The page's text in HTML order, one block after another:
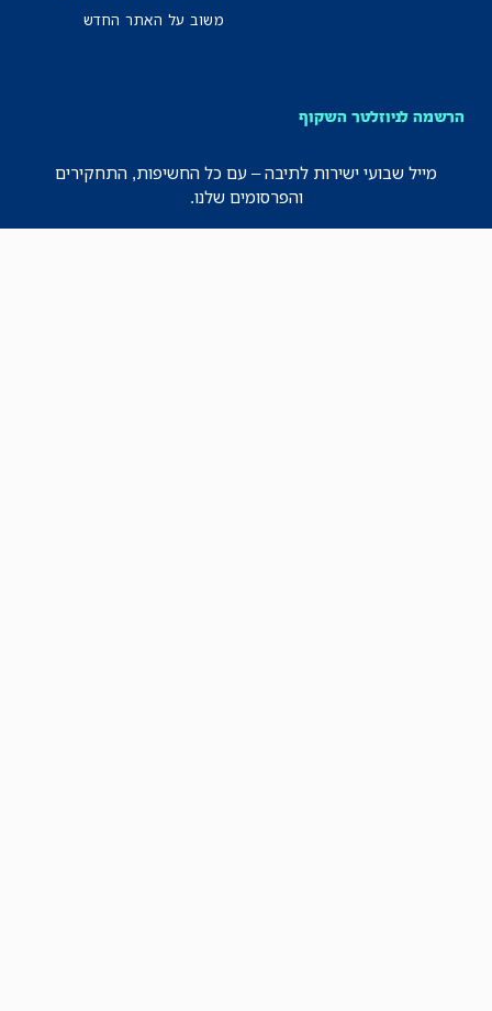
משוב על האתר החדש
הרשמה לניוזלטר השקוף
מייל שבועי ישירות לתיבה – עם כל החשיפות, התחקירים
והפרסומים שלנו.